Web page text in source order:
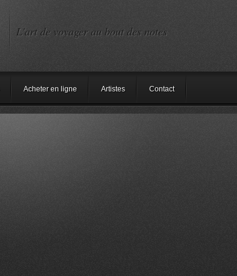
L'art de voyager au bout des notes
Acheter en ligne Artistes Contact